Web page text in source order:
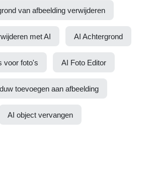
van afbeelding verwijderen
met AI AI Achtergrond
voor foto's AI Foto Editor
toevoegen aan afbeelding
AI object vervangen